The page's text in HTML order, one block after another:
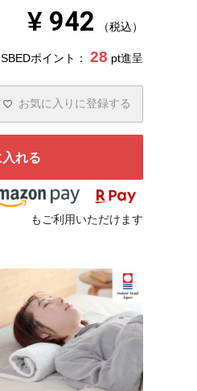
¥ 942 税込
ポイント： 28 pt進呈
お気に入りに登録する
れる
もご利用いただけます